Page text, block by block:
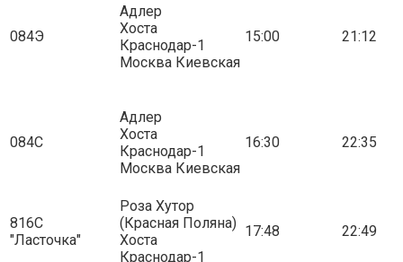
084Э
Адлер
Хоста
Краснодар-1
Москва Киевская
15:00 21:12
084С
Адлер
Хоста
Краснодар-1
Москва Киевская
16:30 22:35
816С
"Ласточка"
Роза Хутор
(Красная Поляна)
Хоста
Краснодар-1
17:48 22:49